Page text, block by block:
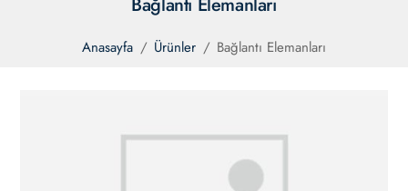
Anasayfa / Ürünler / Bağlantı Elemanları